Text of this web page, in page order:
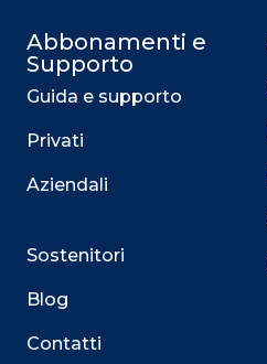
Abbonamenti e
Supporto
Guida e supporto
Privati
Aziendali
Sostenitori
Blog
Contatti